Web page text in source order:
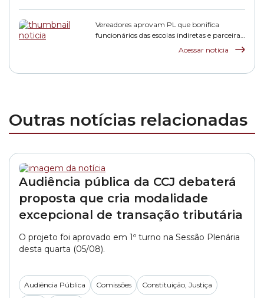
Vereadores aprovam PL que bonifica
funcionários das escolas indiretas e parceiras
Acessar notícia
Outras notícias relacionadas
Audiência pública da CCJ debaterá
proposta que cria modalidade
excepcional de transação tributária
O projeto foi aprovado em 1º turno na Sessão Plenária
desta quarta (05/08).
Audiência Pública Comissões Constituição, Justiça